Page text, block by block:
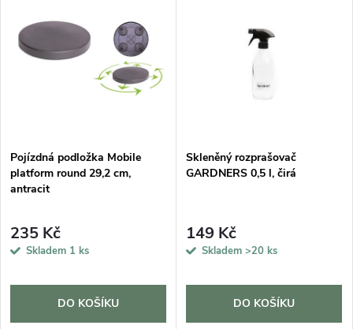
Pojízdná podložka Mobile
platform round 29,2 cm,
antracit
235 Kč
Skladem 1 ks
DO KOŠÍKU
Skleněný rozprašovač
GARDNERS 0,5 l, čirá
149 Kč
Skladem >20 ks
DO KOŠÍKU